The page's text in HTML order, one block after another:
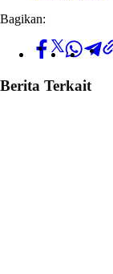
Bagikan:
Berita Terkait